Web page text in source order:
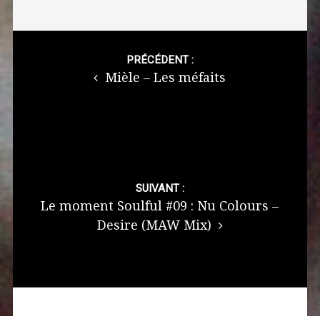
PRÉCÉDENT :
Mièle – Les méfaits
SUIVANT :
Le moment Soulful #09 : Nu Colours –
Desire (MAW Mix)